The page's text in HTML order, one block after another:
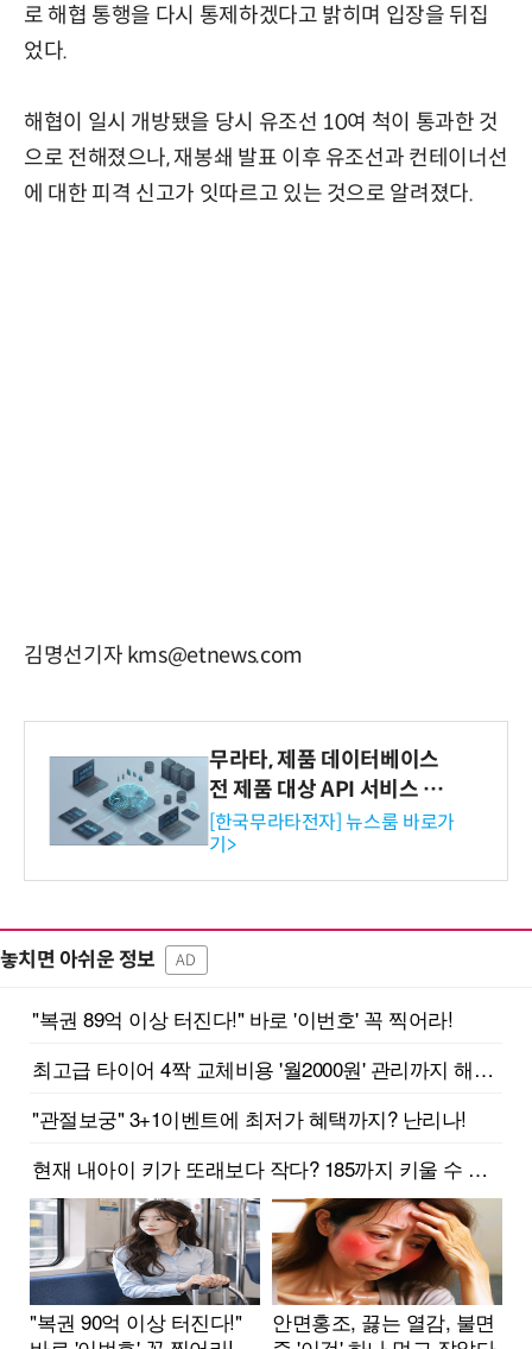
로 해협 통행을 다시 통제하겠다고 밝히며 입장을 뒤집
었다.
해협이 일시 개방됐을 당시 유조선 10여 척이 통과한 것
으로 전해졌으나, 재봉쇄 발표 이후 유조선과 컨테이너선
에 대한 피격 신고가 잇따르고 있는 것으로 알려졌다.
김명선기자 kms@etnews.com
무라타, 제품 데이터베이스
전 제품 대상 API 서비스 제
공…73개 제품 카테고리로
확대
[한국무라타전자] 뉴스룸 바로가
기>
놓치면 아쉬운 정보 AD